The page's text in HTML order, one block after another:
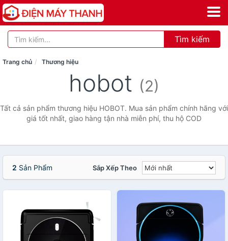
Tìm kiếm
Trang chủ Thương hiệu
hobot (2)
Tất cả sản phẩm thương hiệu HOBOT. Mua sản phẩm chính hãng với
giá tốt nhất, giao hàng tận nhà miễn phí, thu hộ COD
2 Sản Phẩm Sắp Xếp Theo